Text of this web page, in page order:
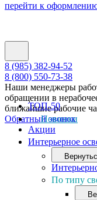
перейти к
8 (985) 382-94-52
8 (800) 550-73-38
Наши менеджеры
обращении в
ближайшие рабочие
Обратный звонок
ТОП-50
Новинки
Акции
Интерьерное
По типу